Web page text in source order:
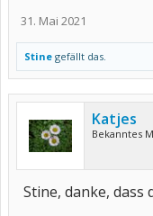
31. Mai 2021
Stine gefällt das.
Katjes
Bekanntes
Stine, danke,